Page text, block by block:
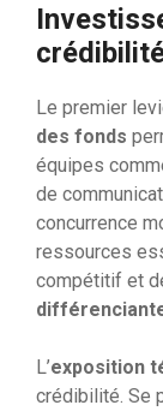
Le premier
des fonds
équipes
de
concurrence
ressources
compétitif et
L’exposition
crédibilité. Se